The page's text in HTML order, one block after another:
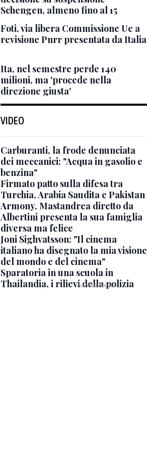
Schengen, almeno fino al 15
Foti, via libera Commissione Ue a
revisione Pnrr presentata da Italia
Ita, nel semestre perde 140
milioni, ma 'procede nella
direzione giusta'
VIDEO
Carburanti, la frode denunciata
dei meccanici: "Acqua in gasolio e
benzina"
Firmato patto sulla difesa tra
Turchia, Arabia Saudita e Pakistan
Armony, Mastandrea diretto da
Albertini presenta la sua famiglia
diversa ma felice
Joni Sighvatsson: "Il cinema
italiano ha disegnato la mia visione
del mondo e del cinema"
Sparatoria in una scuola in
Thailandia, i rilievi della polizia